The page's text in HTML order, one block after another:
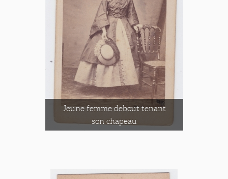
Jeune femme debout tenant
son chapeau